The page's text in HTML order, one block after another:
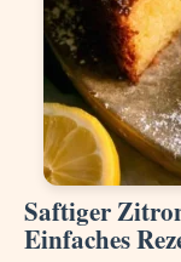
Saftiger
Einfaches